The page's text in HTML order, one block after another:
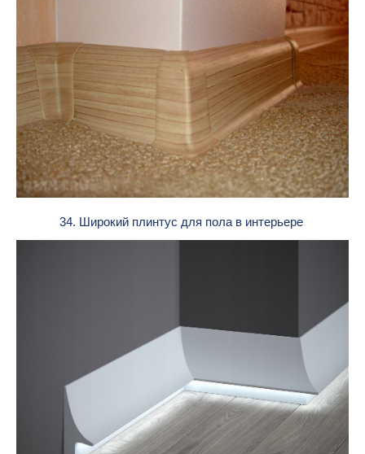
34. Широкий плинтус для пола в интерьере